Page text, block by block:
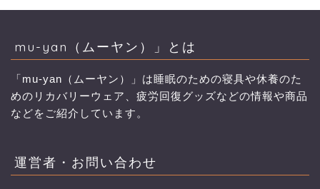
mu-yan（ムーヤン）」とは
「mu-yan（ムーヤン）」は睡眠のための寝具や休養のた
めのリカバリーウェア、疲労回復グッズなどの情報や商品
などをご紹介しています。
運営者・お問い合わせ